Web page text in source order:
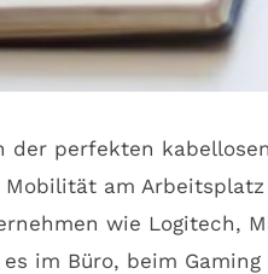
der perfekten
am Arbeitsplatz
wie Logitech,
im Büro, beim